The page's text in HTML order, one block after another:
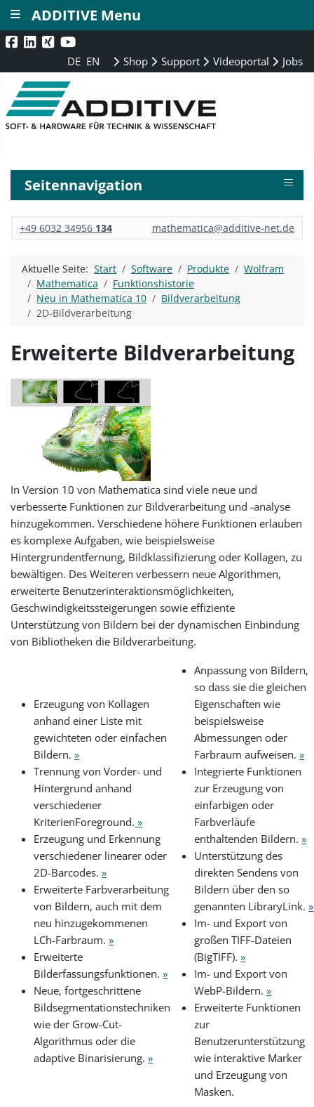
DE EN Shop Support Videoportal Jobs
Seitennavigation ≡
+49 6032 34956 134 mathematica@additive-net.de
Aktuelle Seite:Start Software Produkte
Wolfram
Mathematica
Funktionshistorie
Neu in Mathematica 10
Bildverarbeitung
2D-Bildverarbeitung
Erweiterte Bildverarbeitung
In Version 10 von Mathematica sind viele neue und
verbesserte Funktionen zur Bildverarbeitung und -analyse
hinzugekommen. Verschiedene höhere Funktionen erlauben
es komplexe Aufgaben, wie beispielsweise
Hintergrundentfernung, Bildklassifizierung oder Kollagen, zu
bewältigen. Des Weiteren verbessern neue Algorithmen,
erweiterte Benutzerinteraktionsmöglichkeiten,
Geschwindigkeitssteigerungen sowie effiziente
Unterstützung von Bildern bei der dynamischen Einbindung
von Bibliotheken die Bildverarbeitung.
Erzeugung von Kollagen
anhand einer Liste mit
gewichteten oder einfachen
Bildern.»
Trennung von Vorder- und
Hintergrund anhand
verschiedener
KriterienForeground. »
Erzeugung und Erkennung
verschiedener linearer oder
2D-Barcodes.»
Erweiterte Farbverarbeitung
von Bildern, auch mit dem
neu hinzugekommenen
LCh-Farbraum.»
Erweiterte
Bilderfassungsfunktionen.»
Neue, fortgeschrittene
Bildsegmentationstechniken
wie der Grow-Cut-
Algorithmus oder die
adaptive Binarisierung.»
Anpassung von Bildern,
so dass sie die gleichen
Eigenschaften wie
beispielsweise
Abmessungen oder
Farbraum aufweisen.»
Integrierte Funktionen
zur Erzeugung von
einfarbigen oder
Farbverläufe
enthaltenden Bildern.»
Unterstützung des
direkten Sendens von
Bildern über den so
genannten LibraryLink.»
Im- und Export von
großen TIFF-Dateien
(BigTIFF).»
Im- und Export von
WebP-Bildern.»
Erweiterte Funktionen
zur
Benutzerunterstützung
wie interaktive Marker
und Erzeugung von
Masken.
ADDITIVE Menu
≡